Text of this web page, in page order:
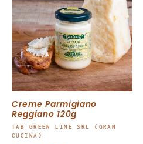
Creme Parmigiano
Reggiano 120g
Forhandler:
TAB GREEN LINE SRL (GRAN
CUCINA)